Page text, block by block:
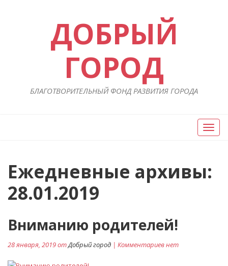
ДОБРЫЙ
ГОРОД
БЛАГОТВОРИТЕЛЬНЫЙ ФОНД РАЗВИТИЯ ГОРОДА
Вкл/
Выкл
Ежедневные архивы:
28.01.2019
Вниманию родителей!
28 января, 2019 отДобрый город | Комментариев нет